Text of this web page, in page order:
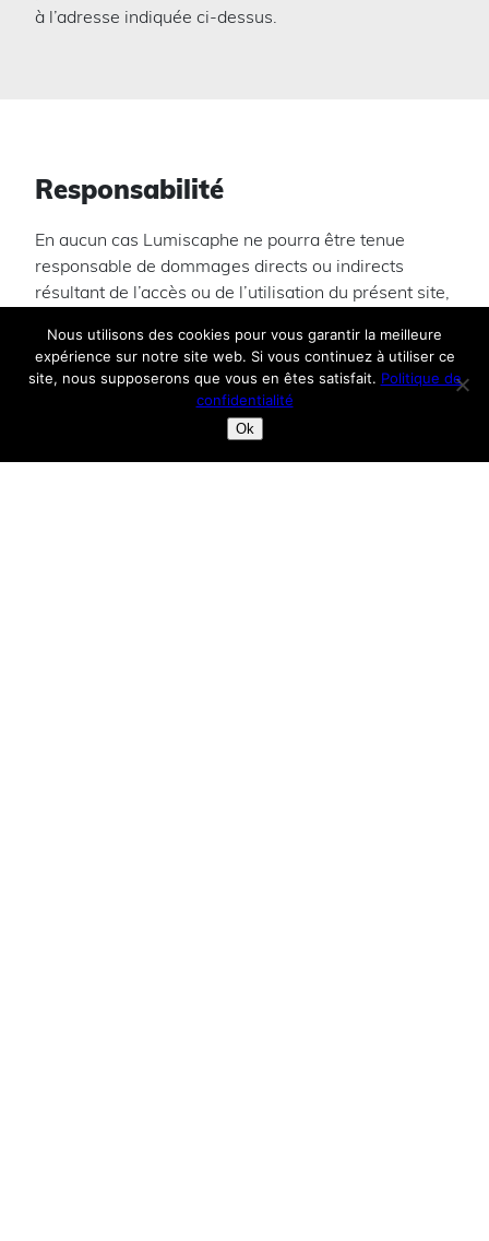
à l’adresse indiquée ci-dessus.
Responsabilité
En aucun cas Lumiscaphe ne pourra être tenue
responsable de dommages directs ou indirects
résultant de l’accès ou de l’utilisation du présent site,
commercial, perte de données ou de programmes
dans votre système d’information.
Les informations présentées sur ce site sont fournies
“en l’état” et peuvent être modifiées à tout moment
sans préavis.
Nous utilisons des cookies pour vous garantir la meilleure
expérience sur notre site web. Si vous continuez à utiliser ce
site, nous supposerons que vous en êtes satisfait. Politique de
confidentialité
Ok